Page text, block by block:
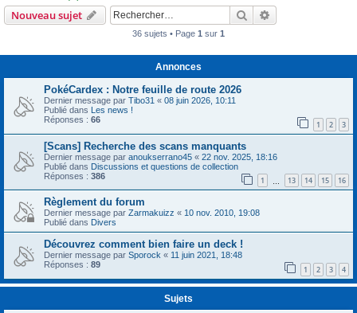
Nouveau sujet Rechercher
36 sujets • Page 1 sur 1
Annonces
PokéCardex : Notre feuille de route 2026
Dernier message par Tibo31 « 08 juin 2026, 10:11
Publié dans Les news !
Réponses : 66 1 2 3
[Scans] Recherche des scans manquants
Dernier message par anoukserrano45 « 22 nov. 2025, 18:16
Publié dans Discussions et questions de collection
Réponses : 386 1 13 14 15 16
Règlement du forum
Dernier message par Zarmakuizz « 10 nov. 2010, 19:08
Publié dans Divers
Découvrez comment bien faire un deck !
Dernier message par Sporock « 11 juin 2021, 18:48
Réponses : 89 1 2 3 4
Sujets